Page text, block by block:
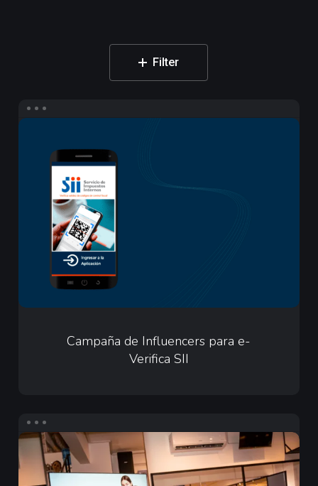
Filter
Campaña
Influencers
Verifica
de
Influencers
SII
Campaña de Influencers para e-
Verifica SII
Infuencers
para